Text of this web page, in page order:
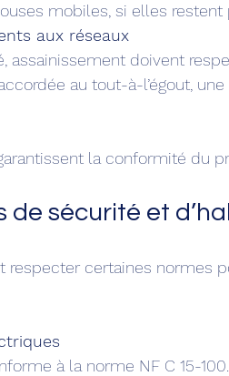
houses mobiles, si elles
aux réseaux
assainissement doivent
la conformité du
de sécurité et
respecter certaines normes
à la norme NF C 15-100.